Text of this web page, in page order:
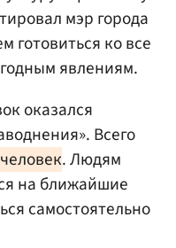
мэр города
готовиться ко все
явлениям.
оказался
Всего
. Людям
на ближайшие
самостоятельно